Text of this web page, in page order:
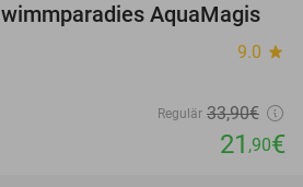
35%
AquaMagis
9.0 star
Regulär 33,90€
21 ,90€